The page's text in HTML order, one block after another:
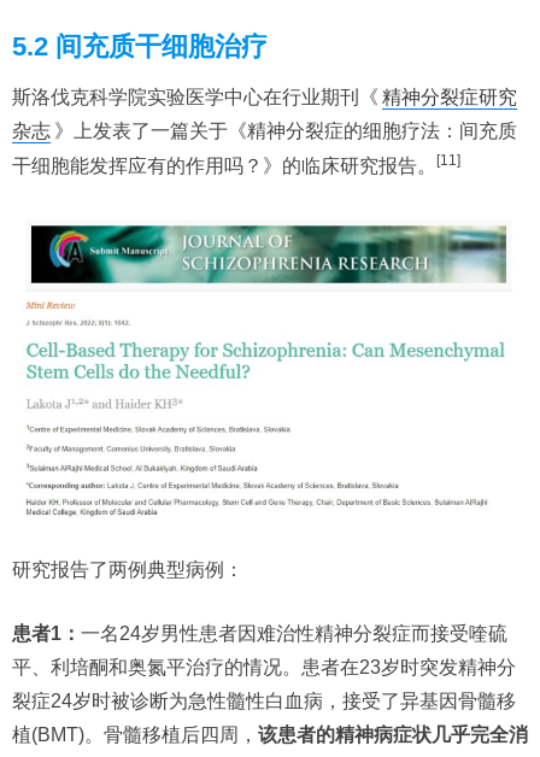
5.2 间充质干细胞治疗
斯洛伐克科学院实验医学中心在行业期刊《 精神分裂症研究
杂志 》上发表了一篇关于《精神分裂症的细胞疗法：间充质
干细胞能发挥应有的作用吗？》的临床研究报告。
[11]
研究报告了两例典型病例：
患者1： 一名24岁男性患者因难治性精神分裂症而接受喹硫
平、利培酮和奥氮平治疗的情况。患者在23岁时突发精神分
裂症24岁时被诊断为急性髓性白血病，接受了异基因骨髓移
植(BMT)。骨髓移植后四周， 该患者的精神病症状几乎完全消